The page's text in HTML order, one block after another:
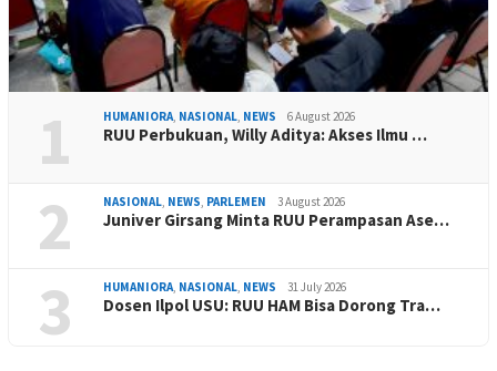
1 HUMANIORA, NASIONAL, NEWS 6 August 2026
RUU Perbukuan, Willy Aditya: Akses Ilmu …
2 NASIONAL, NEWS, PARLEMEN 3 August 2026
Juniver Girsang Minta RUU Perampasan Ase…
3 HUMANIORA, NASIONAL, NEWS 31 July 2026
Dosen Ilpol USU: RUU HAM Bisa Dorong Tra…